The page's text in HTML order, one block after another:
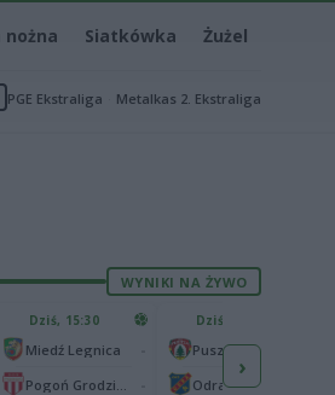
nożna Siatkówka Żużel
PGE Ekstraliga Metalkas 2. Ekstraliga
WYNIKI NA ŻYWO
Dziś, 15:30
Miedź Legnica
Dziś, 15:30
Odra Opole
›